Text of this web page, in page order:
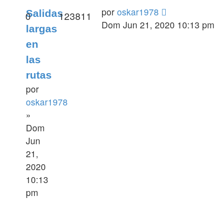
Salidas
largas
en
las
rutas
por
oskar1978
»
Dom
Jun
21,
2020
10:13
pm
0 123811 por oskar1978
Dom Jun 21, 2020 10:13 pm